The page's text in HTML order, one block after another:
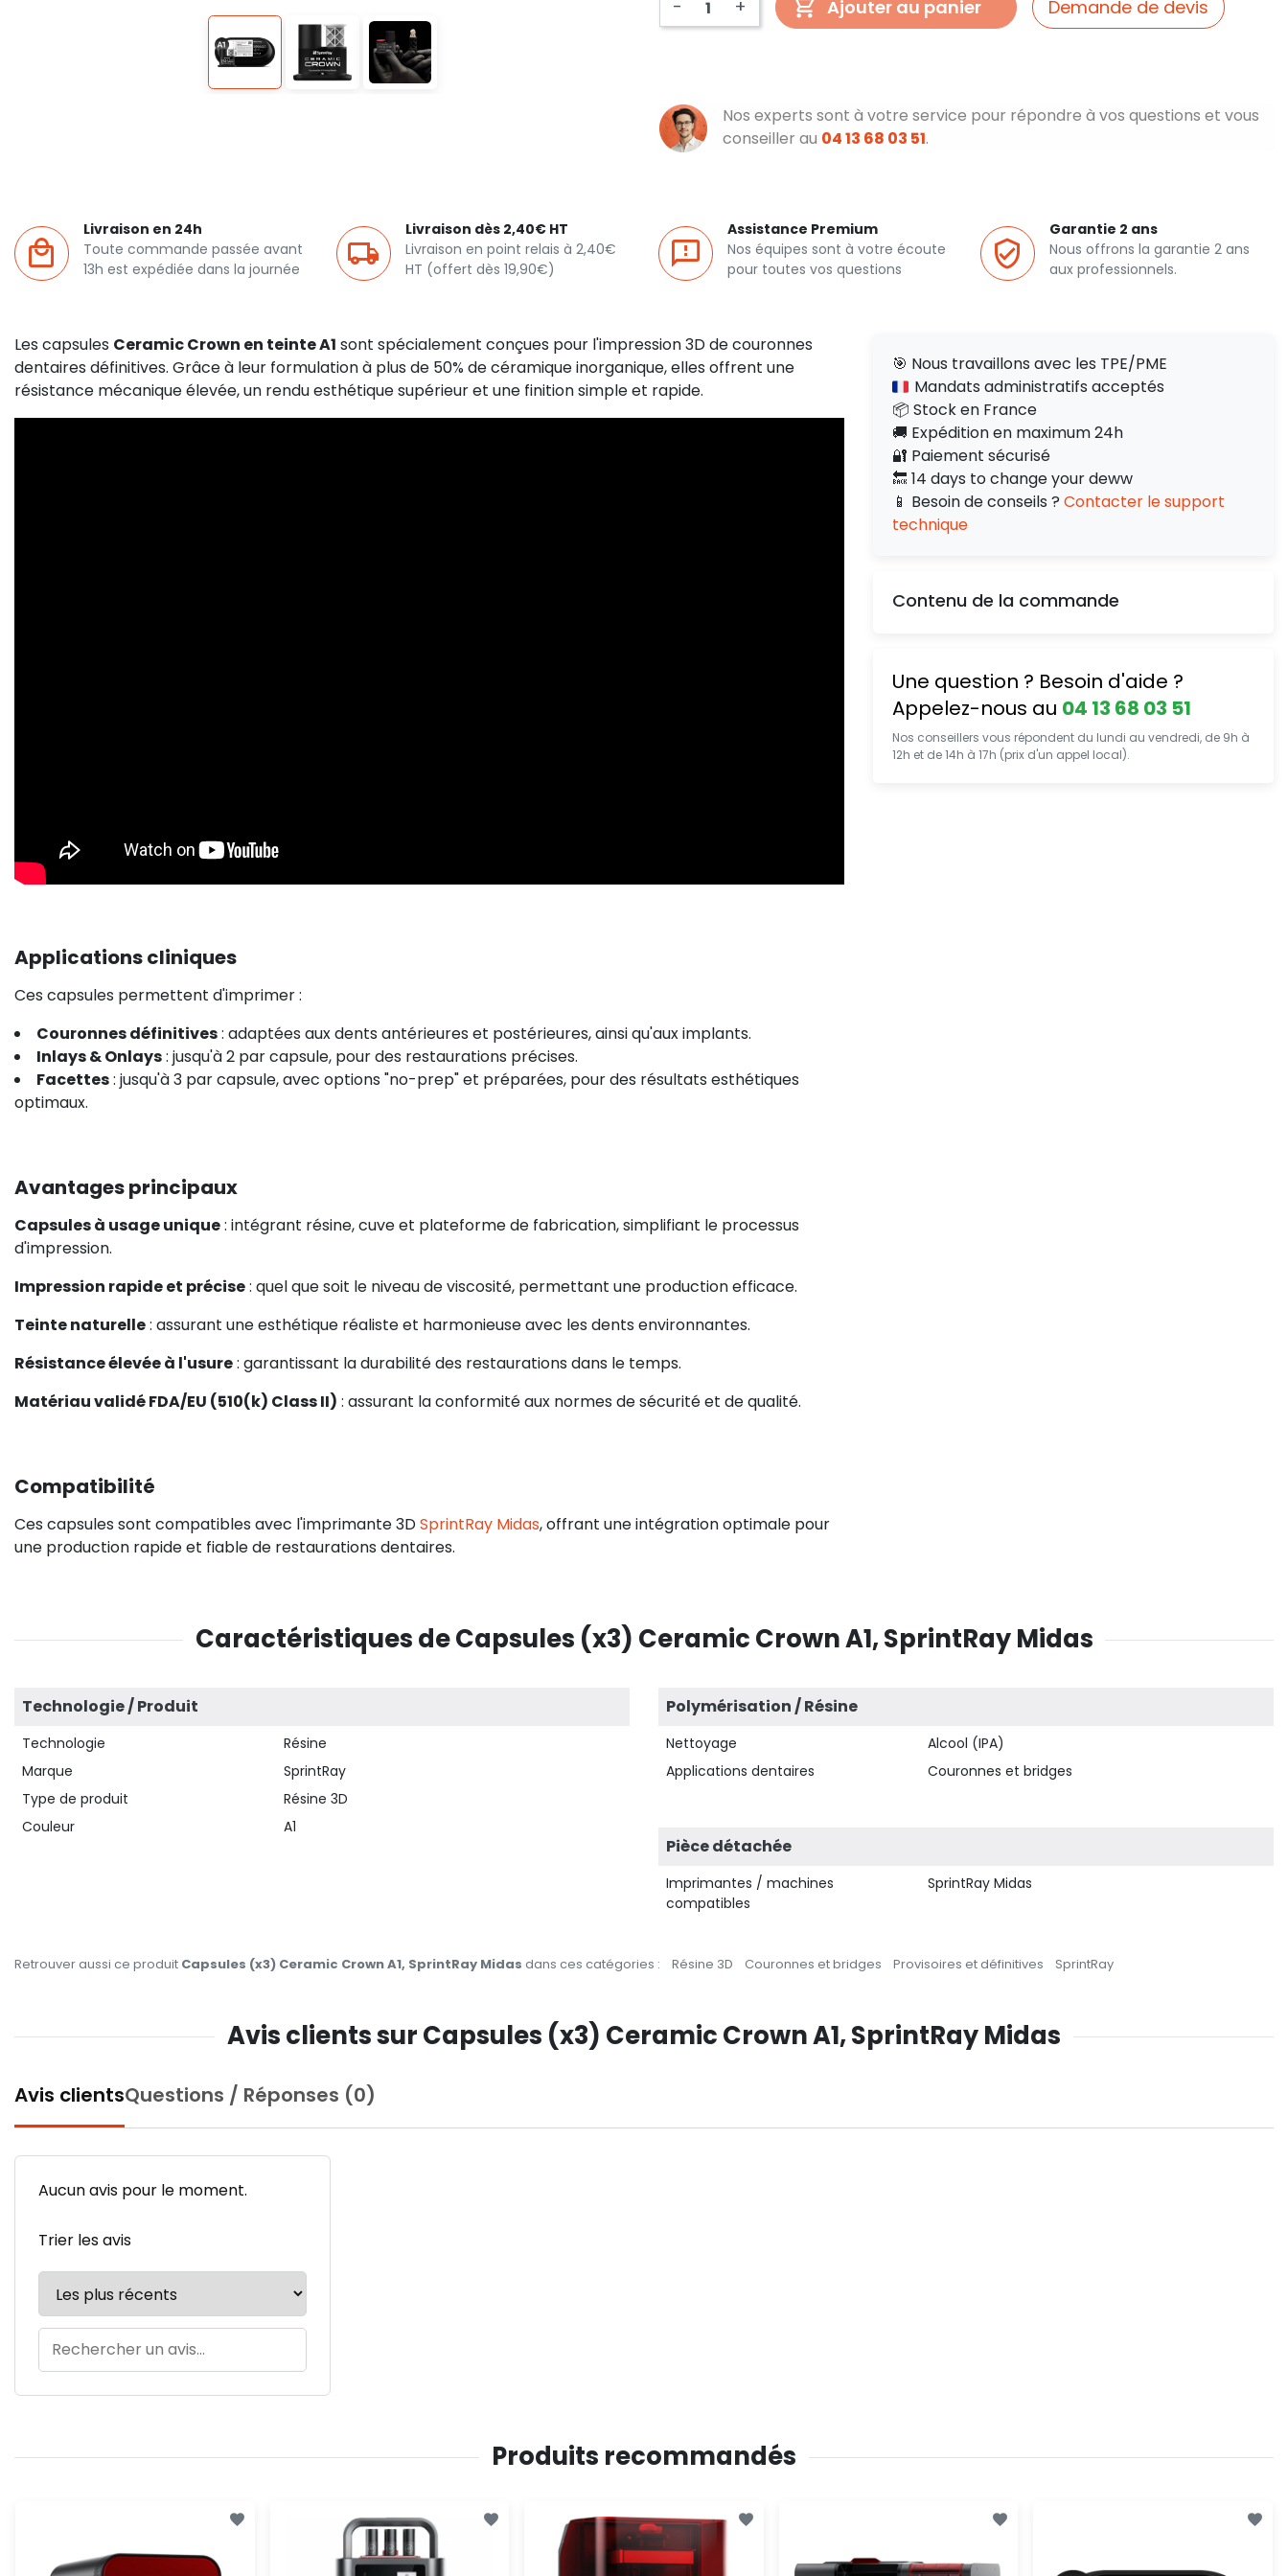
- + Ajouter au panier Demande de devis
Nos experts sont à votre service pour répondre à vos questions et vous
conseiller au 04 13 68 03 51.
Livraison en 24h
Toute commande passée avant
13h est expédiée dans la journée
Livraison dès 2,40€ HT
Livraison en point relais à 2,40€
HT (offert dès 19,90€)
Assistance Premium
Nos équipes sont à votre écoute
pour toutes vos questions
Garantie 2 ans
Nous offrons la garantie 2 ans
aux professionnels.
Les capsules Ceramic Crown en teinte A1 sont spécialement conçues pour l'impression 3D de couronnes
dentaires définitives. Grâce à leur formulation à plus de 50% de céramique inorganique, elles offrent une
résistance mécanique élevée, un rendu esthétique supérieur et une finition simple et rapide.
Applications cliniques
Ces capsules permettent d'imprimer :
Couronnes définitives: adaptées aux dents antérieures et postérieures, ainsi qu'aux implants.
Inlays & Onlays: jusqu'à 2 par capsule, pour des restaurations précises.
Facettes: jusqu'à 3 par capsule, avec options "no-prep" et préparées, pour des résultats esthétiques
optimaux.
Avantages principaux
Capsules à usage unique: intégrant résine, cuve et plateforme de fabrication, simplifiant le processus
d'impression.
Impression rapide et précise: quel que soit le niveau de viscosité, permettant une production efficace.
Teinte naturelle: assurant une esthétique réaliste et harmonieuse avec les dents environnantes.
Résistance élevée à l'usure: garantissant la durabilité des restaurations dans le temps.
Matériau validé FDA/EU (510(k) Class II) : assurant la conformité aux normes de sécurité et de qualité.
Compatibilité
Ces capsules sont compatibles avec l'imprimante 3DSprintRay Midas, offrant une intégration optimale pour
une production rapide et fiable de restaurations dentaires.
🎯 Nous travaillons avec les TPE/PME
Mandats administratifs acceptés
📦 Stock en France
🚚 Expédition en maximum 24h
🔐 Paiement sécurisé
🔙 14 days to change your deww
📱 Besoin de conseils ? Contacter le support
technique
Contenu de la commande
Une question ? Besoin d'aide ?
Appelez-nous au 04 13 68 03 51
Nos conseillers vous répondent du lundi au vendredi, de 9h à
12h et de 14h à 17h (prix d'un appel local).
Caractéristiques de Capsules (x3) Ceramic Crown A1, SprintRay Midas
Technologie / Produit
Technologie
Résine
Marque
SprintRay
Type de produit
Résine 3D
Couleur
A1
Polymérisation / Résine
Nettoyage
Alcool (IPA)
Applications dentaires
Couronnes et bridges
Pièce détachée
Imprimantes / machines
compatibles
SprintRay Midas
Retrouver aussi ce produit Capsules (x3) Ceramic Crown A1, SprintRay Midas dans ces catégories : Résine 3D Couronnes et bridges Provisoires et définitives SprintRay
Avis clients sur Capsules (x3) Ceramic Crown A1, SprintRay Midas
Avis clientsQuestions / Réponses (0)
Aucun avis pour le moment.
Trier les avis
Produits recommandés